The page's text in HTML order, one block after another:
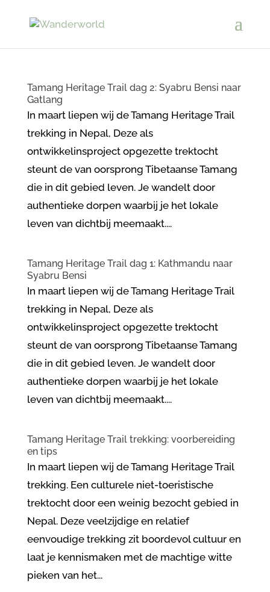
Tamang Heritage Trail dag 2: Syabru Bensi naar
Gatlang
In maart liepen wij de Tamang Heritage Trail
trekking in Nepal, Deze als
ontwikkelinsproject opgezette trektocht
steunt de van oorsprong Tibetaanse Tamang
die in dit gebied leven. Je wandelt door
authentieke dorpen waarbij je het lokale
leven van dichtbij meemaakt....
Tamang Heritage Trail dag 1: Kathmandu naar
Syabru Bensi
In maart liepen wij de Tamang Heritage Trail
trekking in Nepal, Deze als
ontwikkelinsproject opgezette trektocht
steunt de van oorsprong Tibetaanse Tamang
die in dit gebied leven. Je wandelt door
authentieke dorpen waarbij je het lokale
leven van dichtbij meemaakt....
Tamang Heritage Trail trekking: voorbereiding
en tips
In maart liepen wij de Tamang Heritage Trail
trekking. Een culturele niet-toeristische
trektocht door een weinig bezocht gebied in
Nepal. Deze veelzijdige en relatief
eenvoudige trekking zit boordevol cultuur en
laat je kennismaken met de machtige witte
pieken van het...